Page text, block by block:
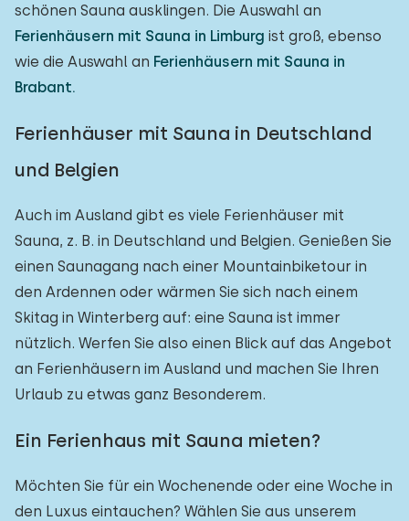
schönen Sauna ausklingen. Die Auswahl an
Ferienhäusern mit Sauna in Limburg ist groß, ebenso
wie die Auswahl an Ferienhäusern mit Sauna in
Brabant.
Ferienhäuser mit Sauna in Deutschland
und Belgien
Auch im Ausland gibt es viele Ferienhäuser mit
Sauna, z. B. in Deutschland und Belgien. Genießen Sie
einen Saunagang nach einer Mountainbiketour in
den Ardennen oder wärmen Sie sich nach einem
Skitag in Winterberg auf: eine Sauna ist immer
nützlich. Werfen Sie also einen Blick auf das Angebot
an Ferienhäusern im Ausland und machen Sie Ihren
Urlaub zu etwas ganz Besonderem.
Ein Ferienhaus mit Sauna mieten?
Möchten Sie für ein Wochenende oder eine Woche in
den Luxus eintauchen? Wählen Sie aus unserem